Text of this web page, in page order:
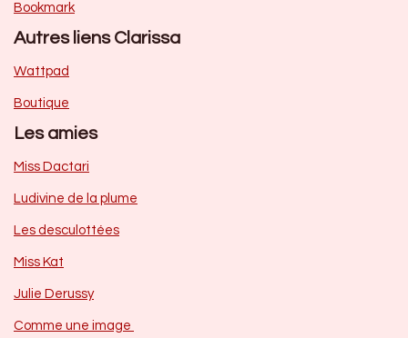
Bookmark
Autres liens Clarissa
Wattpad
Boutique
Les amies
Miss Dactari
Ludivine de la plume
Les desculottées
Miss Kat
Julie Derussy
Comme une image